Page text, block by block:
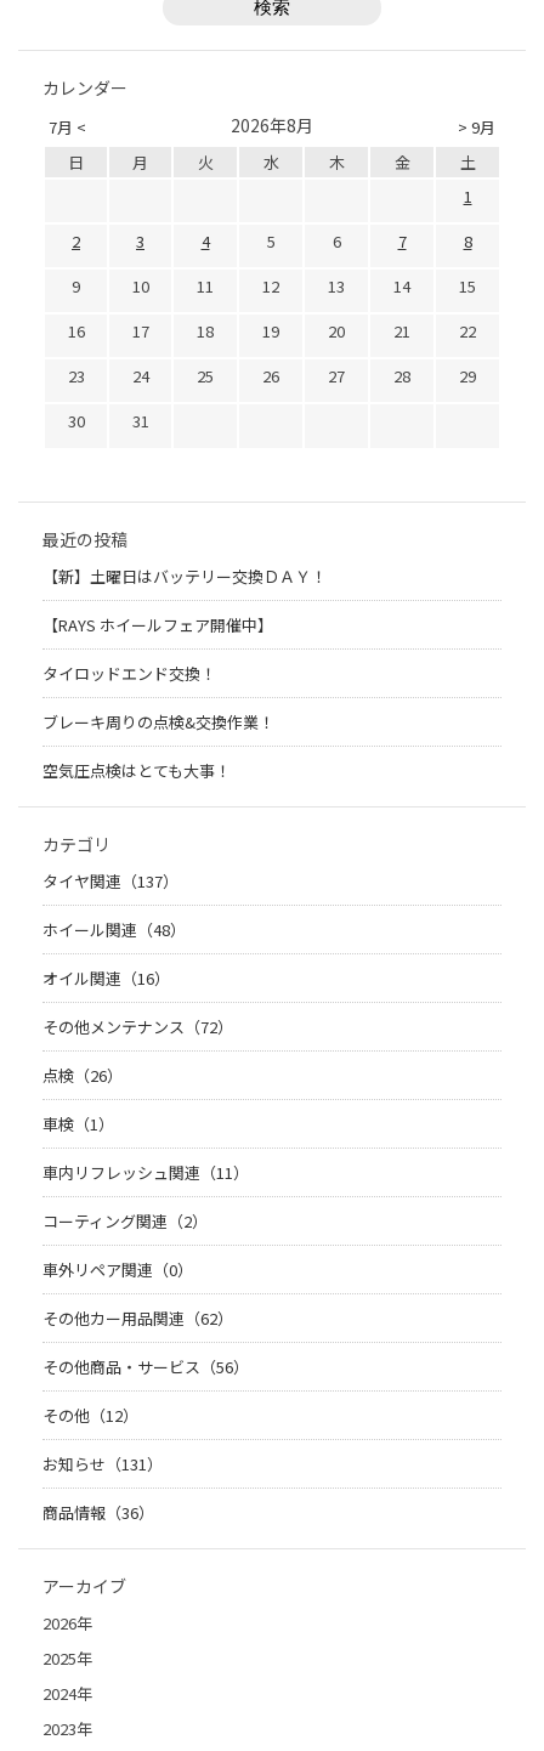
カレンダー
7月 < > 9月
2026年8月
日 月 火 水 木 金
土
1
2
3 4 5 6 7
8
9
10 11 12 13 14
15
16
17 18 19 20 21
22
23
24 25 26 27 28
29
30
31
最近の投稿
【新】土曜日はバッテリー交換ＤＡＹ！
【RAYS ホイールフェア開催中】
タイロッドエンド交換！
ブレーキ周りの点検&交換作業！
空気圧点検はとても大事！
カテゴリ
タイヤ関連（137）
ホイール関連（48）
オイル関連（16）
その他メンテナンス（72）
点検（26）
車検（1）
車内リフレッシュ関連（11）
コーティング関連（2）
車外リペア関連（0）
その他カー用品関連（62）
その他商品・サービス（56）
その他（12）
お知らせ（131）
商品情報（36）
アーカイブ
2026年
2025年
2024年
2023年